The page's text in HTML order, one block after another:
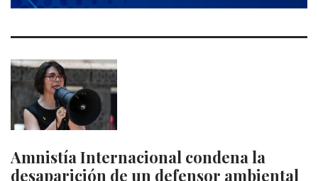
Amnistía Internacional condena la
desaparición de un defensor ambiental